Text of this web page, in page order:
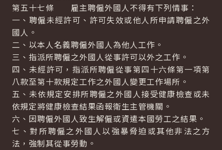
第五十七條 雇主聘僱外國人不得有下列情事：
一、聘僱未經許可、許可失效或他人所申請聘僱之外
國人。
二、以本人名義聘僱外國人為他人工作。
三、指派所聘僱之外國人從事許可以外之工作。
四、未經許可，指派所聘僱從事第四十六條第一項第
八款至第十款規定工作之外國人變更工作場所。
五、未依規定安排所聘僱之外國人接受健康檢查或未
依規定將健康檢查結果函報衛生主管機關。
六、因聘僱外國人致生解僱或資遣本國勞工之結果。
七、對所聘僱之外國人以強暴脅迫或其他非法之方
法，強制其從事勞動。